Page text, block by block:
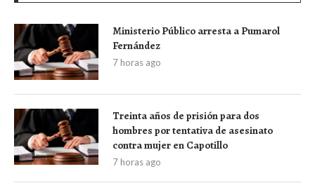
Ministerio Público arresta a Pumarol
Fernández
7 horas ago
Treinta años de prisión para dos
hombres por tentativa de asesinato
contra mujer en Capotillo
7 horas ago